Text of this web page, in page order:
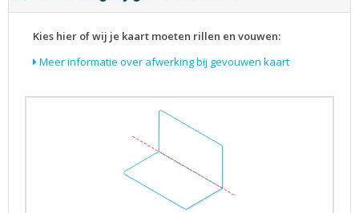
Kies hier of wij je kaart moeten rillen en vouwen:
Meer informatie over afwerking bij gevouwen kaart